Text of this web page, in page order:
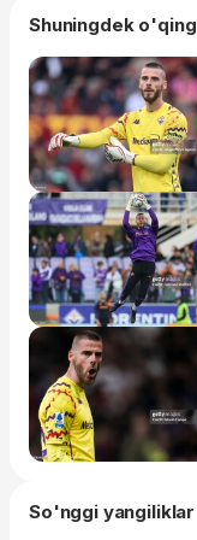
Shuningdek o'qing
So'nggi yangiliklar